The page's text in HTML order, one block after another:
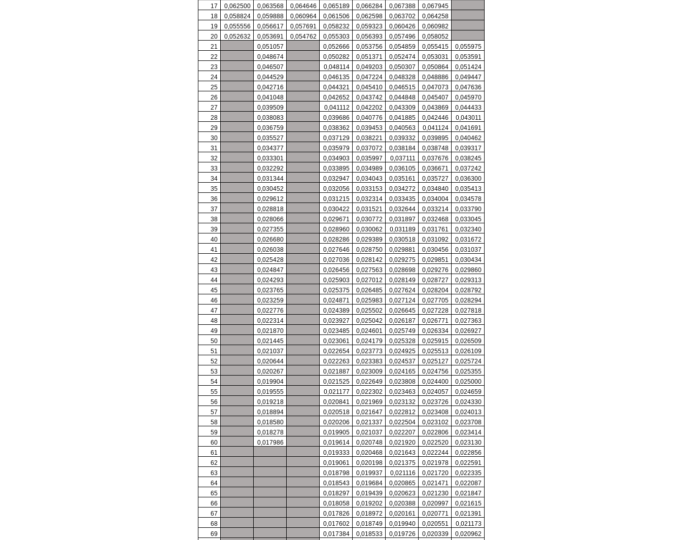
17
0,062500 0,063568 0,064646 0,065189 0,066284 0,067388
0,067945
18
0,058824 0,059888 0,060964 0,061506 0,062598 0,063702
0,064258
19
0,055556 0,056617 0,057691 0,058232 0,059323 0,060426
0,060982
20
0,052632 0,053691 0,054762 0,055303 0,056393 0,057496
0,058052
21
0,051057 0,052666 0,053756 0,054859 0,055415
0,055975
22
0,048674 0,050282 0,051371 0,052474 0,053031
0,053591
23
0,046507 0,048114 0,049203 0,050307 0,050864
0,051424
24
0,044529 0,046135 0,047224 0,048328 0,048886
0,049447
25
0,042716 0,044321 0,045410 0,046515 0,047073
0,047636
26
0,041048 0,042652 0,043742 0,044848 0,045407
0,045970
27
0,039509 0,041112 0,042202 0,043309 0,043869
0,044433
28
0,038083 0,039686 0,040776 0,041885 0,042446
0,043011
29
0,036759 0,038362 0,039453 0,040563 0,041124
0,041691
30
0,035527 0,037129 0,038221 0,039332 0,039895
0,040462
31
0,034377 0,035979 0,037072 0,038184 0,038748
0,039317
32
0,033301 0,034903 0,035997 0,037111 0,037676
0,038245
33
0,032292 0,033895 0,034989 0,036105 0,036671
0,037242
34
0,031344 0,032947 0,034043 0,035161 0,035727
0,036300
35
0,030452 0,032056 0,033153 0,034272 0,034840
0,035413
36
0,029612 0,031215 0,032314 0,033435 0,034004
0,034578
37
0,028818 0,030422 0,031521 0,032644 0,033214
0,033790
38
0,028066 0,029671 0,030772 0,031897 0,032468
0,033045
39
0,027355 0,028960 0,030062 0,031189 0,031761
0,032340
40
0,026680 0,028286 0,029389 0,030518 0,031092
0,031672
41
0,026038 0,027646 0,028750 0,029881 0,030456
0,031037
42
0,025428 0,027036 0,028142 0,029275 0,029851
0,030434
43
0,024847 0,026456 0,027563 0,028698 0,029276
0,029860
44
0,024293 0,025903 0,027012 0,028149 0,028727
0,029313
45
0,023765 0,025375 0,026485 0,027624 0,028204
0,028792
46
0,023259 0,024871 0,025983 0,027124 0,027705
0,028294
47
0,022776 0,024389 0,025502 0,026645 0,027228
0,027818
48
0,022314 0,023927 0,025042 0,026187 0,026771
0,027363
49
0,021870 0,023485 0,024601 0,025749 0,026334
0,026927
50
0,021445 0,023061 0,024179 0,025328 0,025915
0,026509
51
0,021037 0,022654 0,023773 0,024925 0,025513
0,026109
52
0,020644 0,022263 0,023383 0,024537 0,025127
0,025724
53
0,020267 0,021887 0,023009 0,024165 0,024756
0,025355
54
0,019904 0,021525 0,022649 0,023808 0,024400
0,025000
55
0,019555 0,021177 0,022302 0,023463 0,024057
0,024659
56
0,019218 0,020841 0,021969 0,023132 0,023726
0,024330
57
0,018894 0,020518 0,021647 0,022812 0,023408
0,024013
58
0,018580 0,020206 0,021337 0,022504 0,023102
0,023708
59
0,018278 0,019905 0,021037 0,022207 0,022806
0,023414
60
0,017986 0,019614 0,020748 0,021920 0,022520
0,023130
61
0,019333 0,020468 0,021643 0,022244
0,022856
62
0,019061 0,020198 0,021375 0,021978
0,022591
63
0,018798 0,019937 0,021116 0,021720
0,022335
64
0,018543 0,019684 0,020865 0,021471
0,022087
65
0,018297 0,019439 0,020623 0,021230
0,021847
66
0,018058 0,019202 0,020388 0,020997
0,021615
67
0,017826 0,018972 0,020161 0,020771
0,021391
68
0,017602 0,018749 0,019940 0,020551
0,021173
69
0,017384 0,018533 0,019726 0,020339
0,020962